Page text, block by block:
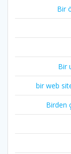
Bir
Bir
bir web
Birden